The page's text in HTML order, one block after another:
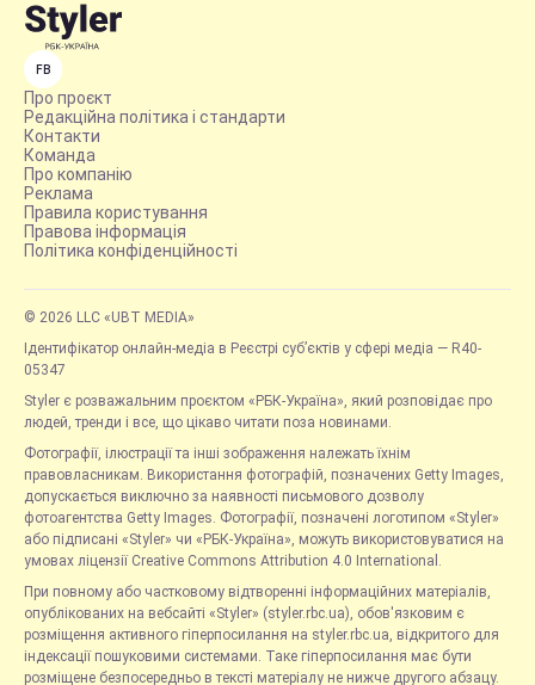
FB
Про проєкт
Редакційна політика і стандарти
Контакти
Команда
Про компанію
Реклама
Правила користування
Правова інформація
Політика конфіденційності
© 2026 LLC «UBT MEDIA»
Ідентифікатор онлайн-медіа в Реєстрі суб’єктів у сфері медіа — R40-
05347
Styler є розважальним проєктом «РБК-Україна», який розповідає про
людей, тренди і все, що цікаво читати поза новинами.
Фотографії, ілюстрації та інші зображення належать їхнім
правовласникам. Використання фотографій, позначених Getty Images,
допускається виключно за наявності письмового дозволу
фотоагентства Getty Images. Фотографії, позначені логотипом «Styler»
або підписані «Styler» чи «РБК-Україна», можуть використовуватися на
умовах ліцензії Creative Commons Attribution 4.0 International.
При повному або частковому відтворенні інформаційних матеріалів,
опублікованих на вебсайті «Styler» (styler.rbc.ua), обов'язковим є
розміщення активного гіперпосилання на styler.rbc.ua, відкритого для
індексації пошуковими системами. Таке гіперпосилання має бути
розміщене безпосередньо в тексті матеріалу не нижче другого абзацу.